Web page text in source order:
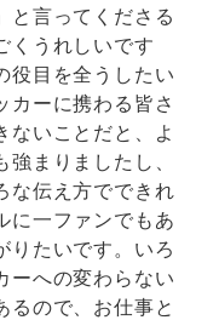
と言ってくださる
くうれしいです
役目を全うしたい
カーに携わる皆さ
ないことだと、よ
まりましたし、
な伝え方でできれ
に一ファンでもあ
りたいです。いろ
ーへの変わらない
るので、お仕事と